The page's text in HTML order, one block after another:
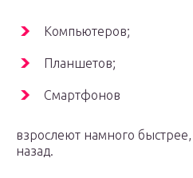
Компьютеров;
Планшетов;
Смартфонов
взрослеют намного
назад.